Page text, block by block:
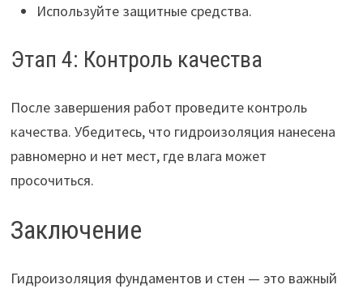
Используйте защитные средства.
Этап 4: Контроль качества
После завершения работ проведите контроль
качества. Убедитесь, что гидроизоляция нанесена
равномерно и нет мест, где влага может
просочиться.
Заключение
Гидроизоляция фундаментов и стен — это важный